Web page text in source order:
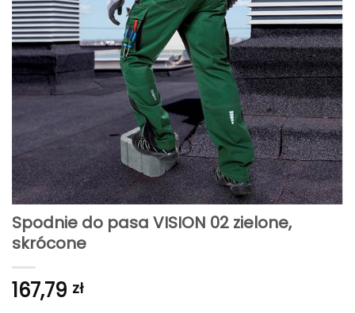
Spodnie do pasa VISION 02 zielone,
skrócone
167,79 zł